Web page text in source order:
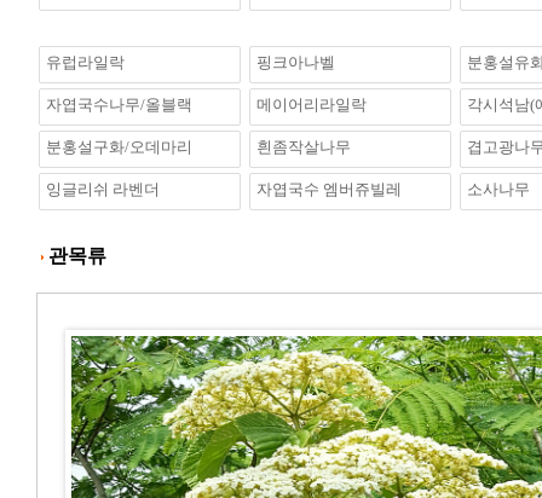
유럽라일락 핑크아나벨 분홍설유
자엽국수나무/올블랙 메이어리라일락 각시석남(
분홍설구화/오데마리 흰좀작살나무 겹고광나
잉글리쉬 라벤더 자엽국수 엠버쥬빌레 소사나무
관목류